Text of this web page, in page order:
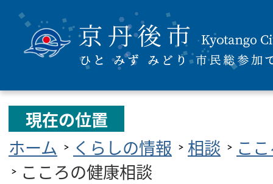
現在の位置
ホーム
くらしの情報 相談
こ
こころの健康相談